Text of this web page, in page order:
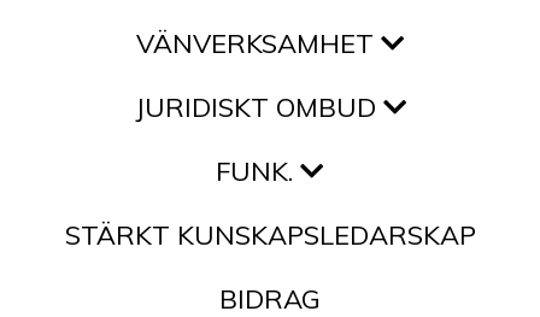
VÄNVERKSAMHET
JURIDISKT OMBUD
FUNK.
STÄRKT KUNSKAPSLEDARSKAP
BIDRAG